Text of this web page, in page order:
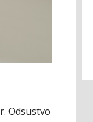
Odsustvo